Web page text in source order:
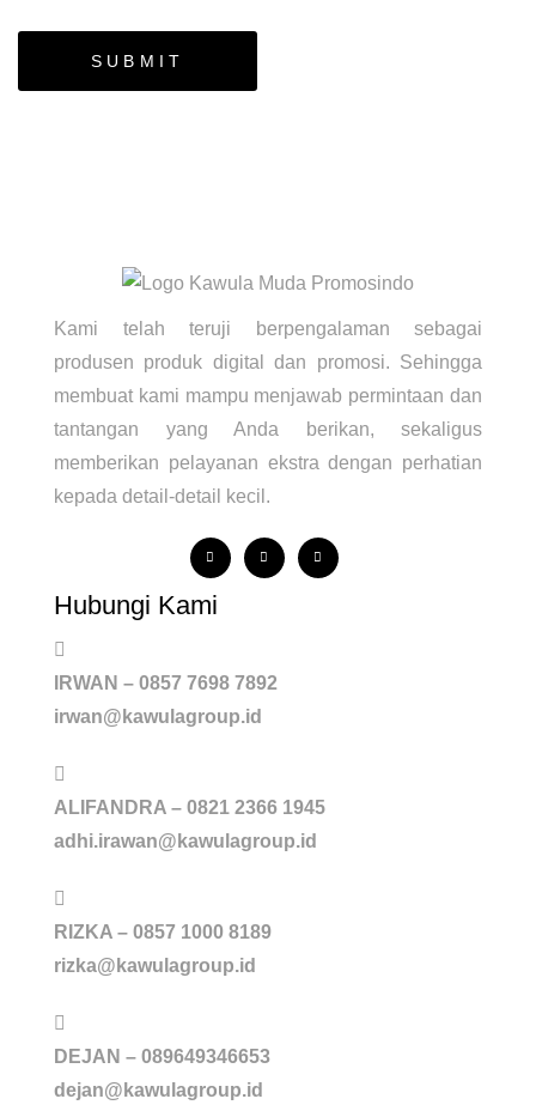
Kami telah teruji berpengalaman sebagai
produsen produk digital dan promosi. Sehingga
membuat kami mampu menjawab permintaan dan
tantangan yang Anda berikan, sekaligus
memberikan pelayanan ekstra dengan perhatian
kepada detail-detail kecil.
Hubungi Kami
IRWAN – 0857 7698 7892
irwan@kawulagroup.id
ALIFANDRA – 0821 2366 1945
adhi.irawan@kawulagroup.id
RIZKA – 0857 1000 8189
rizka@kawulagroup.id
DEJAN – 089649346653
dejan@kawulagroup.id